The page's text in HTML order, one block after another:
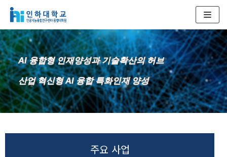
텐
츠
로
건
너
뛰
기
AI 융합형 인재양성과 기술확산의 허브
산업 혁신형 AI 융합 특화인재 양성
주요 사업